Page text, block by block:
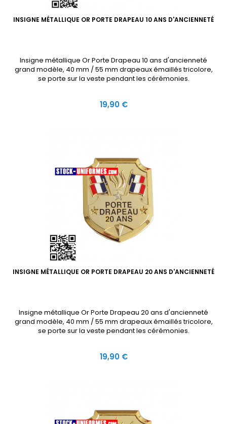
INSIGNE MÉTALLIQUE OR PORTE DRAPEAU 10 ANS D'ANCIENNETÉ
Insigne métallique Or Porte Drapeau 10 ans d'ancienneté
grand modèle, 40 mm / 55 mm drapeaux émaillés tricolore,
se porte sur la veste pendant les cérémonies.
Prix
19,90 €
INSIGNE MÉTALLIQUE OR PORTE DRAPEAU 20 ANS D'ANCIENNETÉ
Insigne métallique Or Porte Drapeau 20 ans d'ancienneté
grand modèle, 40 mm / 55 mm drapeaux émaillés tricolore,
se porte sur la veste pendant les cérémonies.
Prix
19,90 €